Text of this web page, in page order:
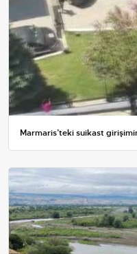
Marmaris’teki suikast